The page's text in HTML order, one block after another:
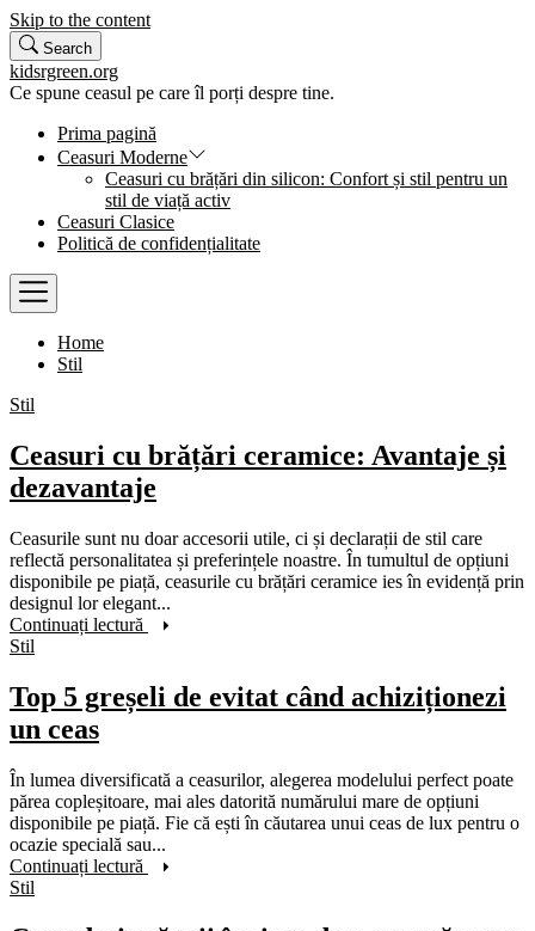
Skip to the content
Search
kidsrgreen.org
Ce spune ceasul pe care îl porți despre tine.
Prima pagină
Ceasuri Moderne
Ceasuri cu brățări din silicon: Confort și stil pentru un
stil de viață activ
Ceasuri Clasice
Politică de confidențialitate
Home
Stil
Stil
Ceasuri cu brățări ceramice: Avantaje și
dezavantaje
Ceasurile sunt nu doar accesorii utile, ci și declarații de stil care
reflectă personalitatea și preferințele noastre. În tumultul de opțiuni
disponibile pe piață, ceasurile cu brățări ceramice ies în evidență prin
designul lor elegant...
Continuați lectură
Stil
Top 5 greșeli de evitat când achiziționezi
un ceas
În lumea diversificată a ceasurilor, alegerea modelului perfect poate
părea copleșitoare, mai ales datorită numărului mare de opțiuni
disponibile pe piață. Fie că ești în căutarea unui ceas de lux pentru o
ocazie specială sau...
Continuați lectură
Stil